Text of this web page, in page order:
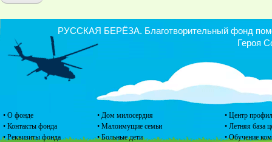
• О фонде
• Контакты фонда
• Реквизиты фонда
• Дом милосердия
• Малоимущие семьи
• Больные дети
• Центр
• Летняя база
• Обучение
РУССКАЯ БЕРЁЗА. Благотворительный фонд
Героя